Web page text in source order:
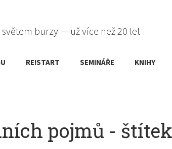
burzy — už více než 20 let
RE!START SEMINÁŘE KNIHY
pojmů -